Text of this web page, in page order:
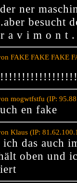
ner
besucht
a v i m o n t
FAKE FAKE FAKE
mogwtfstfu (IP:
en fake
Klaus (IP:
ich das auch
oben und